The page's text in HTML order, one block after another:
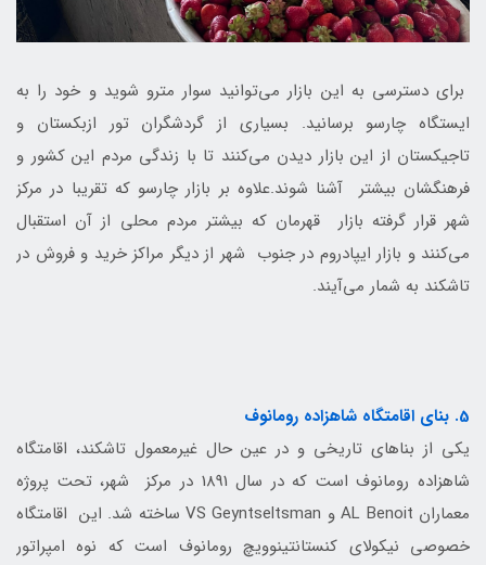
برای دسترسی به این بازار می‌توانید سوار مترو شوید و خود را به
ایستگاه چارسو برسانید. بسیاری از گردشگران تور ازبکستان و
تاجیکستان از این بازار دیدن می‌کنند تا با زندگی مردم این کشور و
فرهنگشان بیشتر آشنا شوند.علاوه بر بازار چارسو که تقریبا در مرکز
شهر قرار گرفته بازار قهرمان که بیشتر مردم محلی از آن استقبال
می‌کنند و بازار ایپادروم در جنوب شهر از دیگر مراکز خرید و فروش در
تاشکند به شمار می‌آیند.
5. بنای اقامتگاه شاهزاده رومانوف
یکی از بناهای تاریخی و در عین حال غیرمعمول تاشکند، اقامتگاه
شاهزاده رومانوف است که در سال 1891 در مرکز شهر، تحت پروژه
معماران AL Benoit و VS Geyntseltsman ساخته شد. این اقامتگاه
خصوصی نیکولای کنستانتینوویچ رومانوف است که نوه امپراتور